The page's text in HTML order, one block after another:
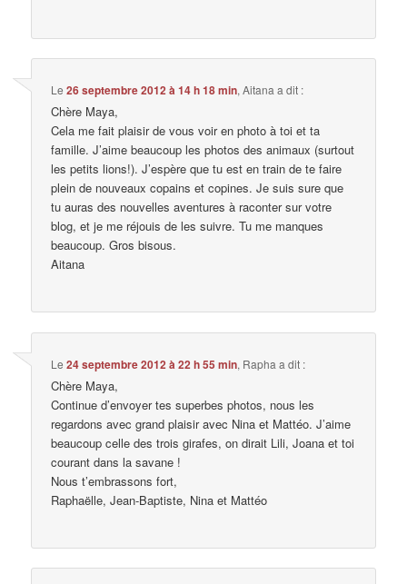
Le26 septembre 2012 à 14 h 18 min,Aitana a dit :
Chère Maya,
Cela me fait plaisir de vous voir en photo à toi et ta
famille. J’aime beaucoup les photos des animaux (surtout
les petits lions!). J’espère que tu est en train de te faire
plein de nouveaux copains et copines. Je suis sure que
tu auras des nouvelles aventures à raconter sur votre
blog, et je me réjouis de les suivre. Tu me manques
beaucoup. Gros bisous.
Aitana
Le24 septembre 2012 à 22 h 55 min, Rapha a dit :
Chère Maya,
Continue d’envoyer tes superbes photos, nous les
regardons avec grand plaisir avec Nina et Mattéo. J’aime
beaucoup celle des trois girafes, on dirait Lili, Joana et toi
courant dans la savane !
Nous t’embrassons fort,
Raphaëlle, Jean-Baptiste, Nina et Mattéo